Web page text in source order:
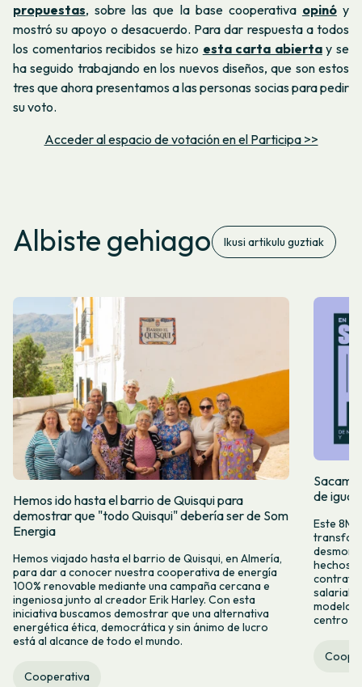
propuestas, sobre las que la base cooperativa opinóy
mostró su apoyo o desacuerdo. Para dar respuesta a todos
los comentarios recibidos se hizo esta carta abiertay se
ha seguido trabajando en los nuevos diseños, que son estos
tres que ahora presentamos a las personas socias para pedir
su voto.
Acceder al espacio de votación en el Participa >>
Albiste gehiago Ikusi artikulu guztiak
Hemos ido hasta el barrio de Quisqui para
demostrar que "todo Quisqui" debería ser de Som
Energia
Hemos viajado hasta el barrio de Quisqui, en Almería,
para dar a conocer nuestra cooperativa de energía
100% renovable mediante una campaña cercana e
ingeniosa junto al creador Erik Harley. Con esta
iniciativa buscamos demostrar que una alternativa
energética ética, democrática y sin ánimo de lucro
está al alcance de todo el mundo.
Cooperativa
de
Este 8M,
hechos y
salarial y
modelo
centro